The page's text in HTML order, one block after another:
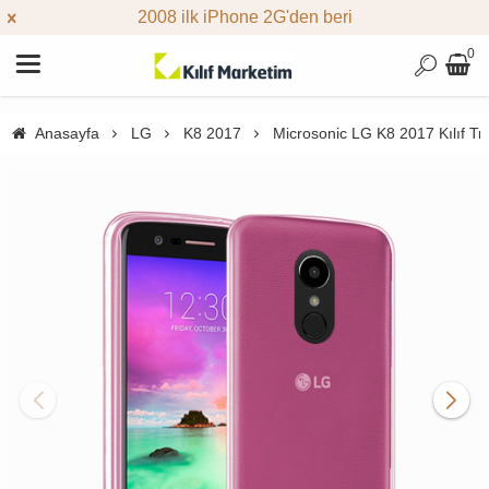
2008 ilk iPhone 2G'den beri
0
Anasayfa LG K8 2017 Microsonic LG K8 2017 Kılıf